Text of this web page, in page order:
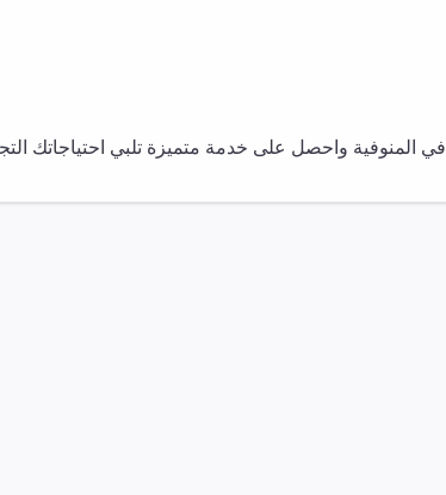
في المنوفية واحصل على خدمة متميزة تلبي احتياجاتك